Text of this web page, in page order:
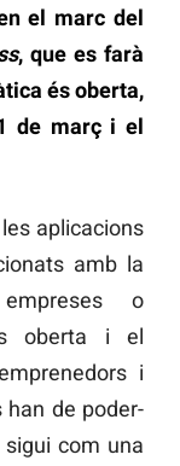
el marc del
, que es farà
és oberta,
de març i el
aplicacions
amb la
o
oberta i el
i
han de poder-
com una